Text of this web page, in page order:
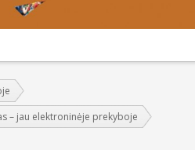
– jau elektroninėje prekyboje